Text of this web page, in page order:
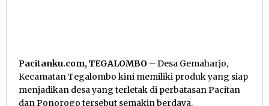
Pacitanku.com, TEGALOMBO – Desa Gemaharjo,
Kecamatan Tegalombo kini memiliki produk yang siap
menjadikan desa yang terletak di perbatasan Pacitan
dan Ponorogo tersebut semakin berdaya.